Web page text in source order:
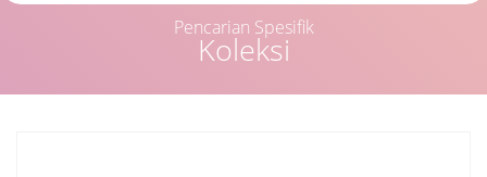
Koleksi
Pencarian Spesifik